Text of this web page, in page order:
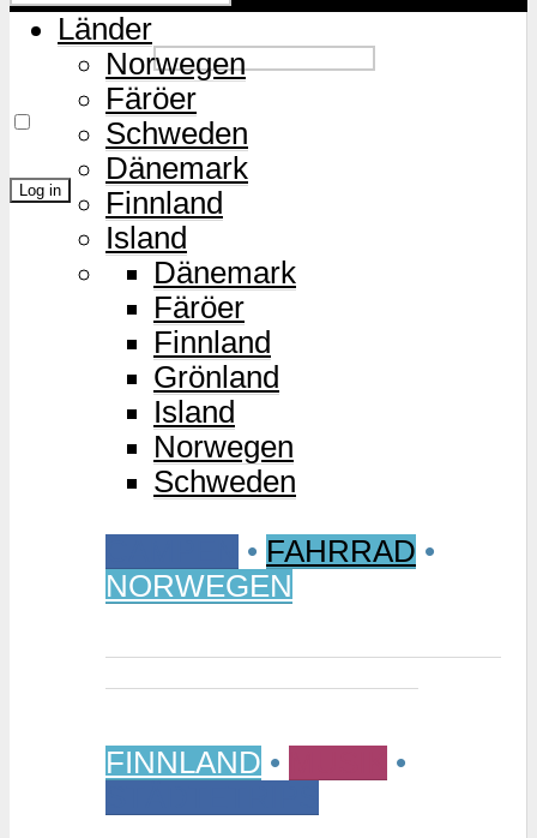
Password
Remember Me
Lost Password?
Länder
Norwegen
Färöer
Schweden
Dänemark
Finnland
Island
Dänemark
Färöer
Finnland
Grönland
Island
Norwegen
Schweden
• FAHRRAD •
NORWEGEN
FINNLAND •
•